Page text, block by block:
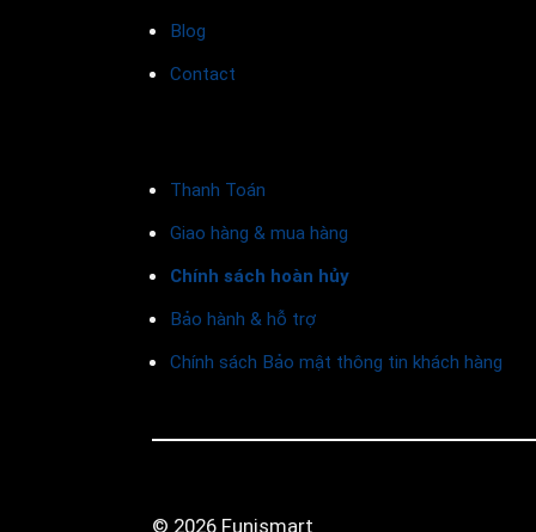
Blog
Contact
Thanh Toán
Giao hàng & mua hàng
Chính sách hoàn hủy
Bảo hành & hỗ trợ
Chính sách Bảo mật thông tin khách hàng
© 2026 Funismart